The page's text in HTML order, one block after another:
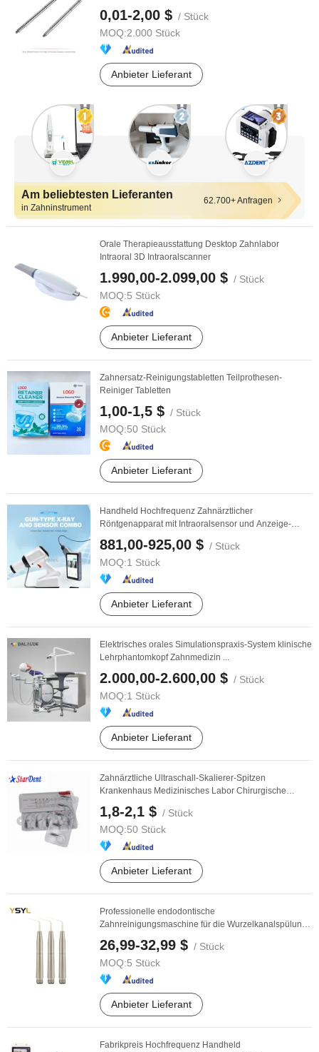
0,01-2,00 $ / Stück
MOQ:2.000 Stück
Anbieter Lieferant
Am beliebtesten Lieferanten
in Zahninstrument
62.700+ Anfragen
Orale Therapieausstattung Desktop Zahnlabor
Intraoral 3D Intraoralscanner
1.990,00-2.099,00 $ / Stück
MOQ:5 Stück
Anbieter Lieferant
Zahnersatz-Reinigungstabletten Teilprothesen-
Reiniger Tabletten
1,00-1,5 $ / Stück
MOQ:50 Stück
Anbieter Lieferant
Handheld Hochfrequenz Zahnärztlicher
Röntgenapparat mit Intraoralsensor und Anzeige-
881,00-925,00 $ / Stück
MOQ:1 Stück
Anbieter Lieferant
Elektrisches orales Simulationspraxis-System klinische
Lehrphantomkopf Zahnmedizin ...
2.000,00-2.600,00 $ / Stück
MOQ:1 Stück
Anbieter Lieferant
Zahnärztliche Ultraschall-Skalierer-Spitzen
Krankenhaus Medizinisches Labor Chirurgische
1,8-2,1 $ / Stück
MOQ:50 Stück
Anbieter Lieferant
Professionelle endodontische
Zahnreinigungsmaschine für die Wurzelkanalspülung
26,99-32,99 $ / Stück
MOQ:5 Stück
Anbieter Lieferant
Fabrikpreis Hochfrequenz Handheld